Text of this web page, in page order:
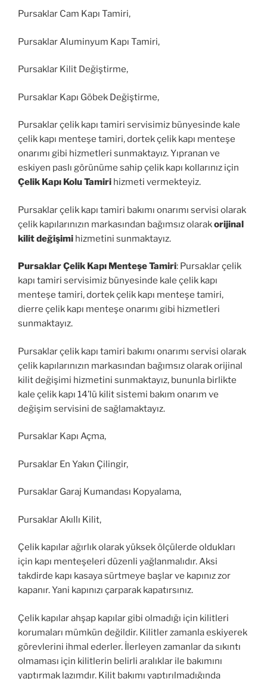
Pursaklar Cam Kapı Tamiri,
Pursaklar Aluminyum Kapı Tamiri,
Pursaklar Kilit Değiştirme,
Pursaklar Kapı Göbek Değiştirme,
Pursaklar çelik kapı tamiri servisimiz bünyesinde kale
çelik kapı menteşe tamiri, dortek çelik kapı menteşe
onarımı gibi hizmetleri sunmaktayız. Yıpranan ve
eskiyen paslı görünüme sahip çelik kapı kollarınız için
Çelik Kapı Kolu Tamiri hizmeti vermekteyiz.
Pursaklar çelik kapı tamiri bakımı onarımı servisi olarak
çelik kapılarınızın markasından bağımsız olarakorijinal
kilit değişimi hizmetini sunmaktayız.
Pursaklar Çelik Kapı Menteşe Tamiri: Pursaklar çelik
kapı tamiri servisimiz bünyesinde kale çelik kapı
menteşe tamiri, dortek çelik kapı menteşe tamiri,
dierre çelik kapı menteşe onarımı gibi hizmetleri
sunmaktayız.
Pursaklar çelik kapı tamiri bakımı onarımı servisi olarak
çelik kapılarınızın markasından bağımsız olarak orijinal
kilit değişimi hizmetini sunmaktayız, bununla birlikte
kale çelik kapı 14’lü kilit sistemi bakım onarım ve
değişim servisini de sağlamaktayız.
Pursaklar Kapı Açma,
Pursaklar En Yakın Çilingir,
Pursaklar Garaj Kumandası Kopyalama,
Pursaklar Akıllı Kilit,
Çelik kapılar ağırlık olarak yüksek ölçülerde oldukları
için kapı menteşeleri düzenli yağlanmalıdır. Aksi
takdirde kapı kasaya sürtmeye başlar ve kapınız zor
kapanır. Yani kapınızı çarparak kapatırsınız.
Çelik kapılar ahşap kapılar gibi olmadığı için kilitleri
korumaları mümkün değildir. Kilitler zamanla eskiyerek
görevlerini ihmal ederler. İlerleyen zamanlar da sıkıntı
olmaması için kilitlerin belirli aralıklar ile bakımını
yaptırmak lazımdır. Kilit bakımı yaptırılmadığında